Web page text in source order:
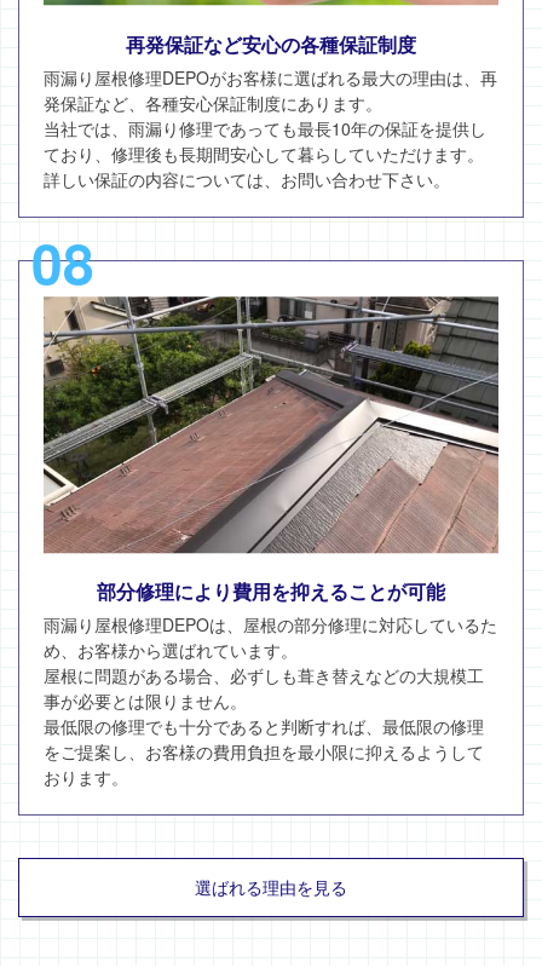
再発保証など安心の各種保証制度
雨漏り屋根修理DEPOがお客様に選ばれる最大の理由は、再
発保証など、各種安心保証制度にあります。
当社では、雨漏り修理であっても最長10年の保証を提供し
ており、修理後も長期間安心して暮らしていただけます。
詳しい保証の内容については、お問い合わせ下さい。
08
部分修理により費用を抑えることが可能
雨漏り屋根修理DEPOは、屋根の部分修理に対応しているた
め、お客様から選ばれています。
屋根に問題がある場合、必ずしも葺き替えなどの大規模工
事が必要とは限りません。
最低限の修理でも十分であると判断すれば、最低限の修理
をご提案し、お客様の費用負担を最小限に抑えるようして
おります。
選ばれる理由を見る